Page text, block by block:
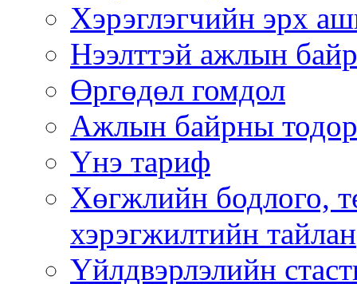
Хэрэглэгчийн эрх
Нээлттэй ажлын байр
Өргөдөл гомдол
Ажлын байрны
Үнэ тариф
Хөгжлийн бодлого,
хэрэгжилтийн тайлан
Үйлдвэрлэлийн